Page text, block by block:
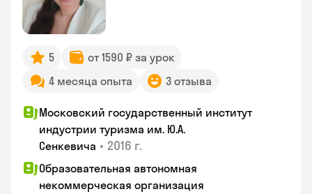
5
от 1590 ₽ за урок
4 месяца опыта
3 отзыва
Московский государственный институт
индустрии туризма им. Ю.А.
Сенкевича • 2016 г.
Образовательная автономная
некоммерческая организация